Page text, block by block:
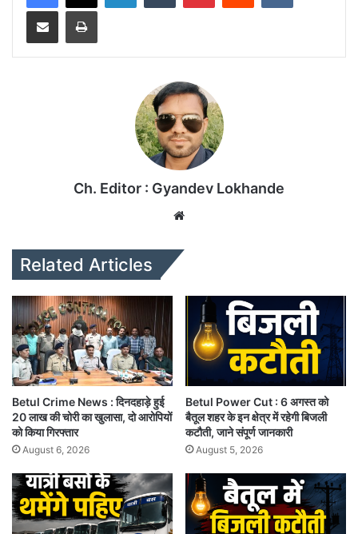
Ch. Editor : Gyandev Lokhande
Related Articles
Betul Crime News : दिनदहाड़े हुई
20 लाख की चोरी का खुलासा, दो आरोपियों
को किया गिरफ्तार
August 6, 2026
Betul Power Cut : 6 अगस्त को
बैतूल शहर के इन क्षेत्र में रहेगी बिजली
कटौती, जाने संपूर्ण जानकारी
August 5, 2026